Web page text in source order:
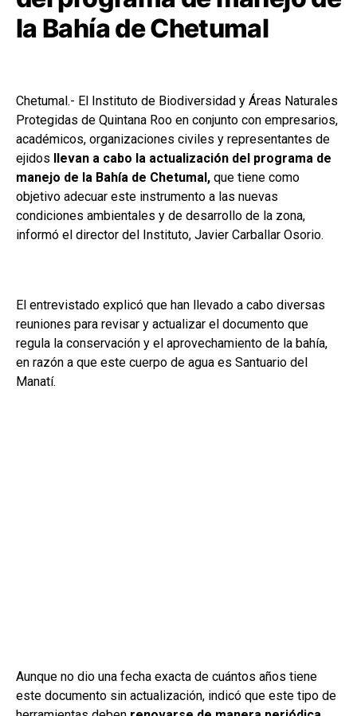
la Bahía de Chetumal
Chetumal.- El Instituto de Biodiversidad y Áreas Naturales
Protegidas de Quintana Roo en conjunto con empresarios,
académicos, organizaciones civiles y representantes de
ejidos
llevan a cabo la actualización del programa de
manejo de la Bahía de Chetumal, que tiene como
objetivo adecuar este instrumento a las nuevas
condiciones ambientales y de desarrollo de la zona,
informó el director del Instituto, Javier Carballar Osorio.
El entrevistado explicó que han llevado a cabo diversas
reuniones para revisar y actualizar el documento que
regula la conservación y el aprovechamiento de la bahía,
en razón a que este cuerpo de agua es Santuario del
Manatí.
Aunque no dio una fecha exacta de cuántos años tiene
este documento sin actualización, indicó que este tipo de